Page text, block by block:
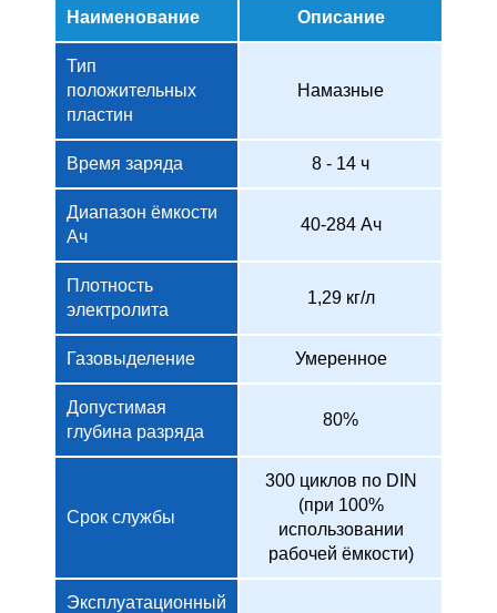
Наименование Описание
Тип
положительных
пластин
Намазные
Время заряда 8 - 14 ч
Диапазон ёмкости
Ач
40-284 Ач
Плотность
электролита
1,29 кг/л
Газовыделение Умеренное
Допустимая
глубина разряда
80%
Срок службы
300 циклов по DIN
(при 100%
использовании
рабочей ёмкости)
Эксплуатационный